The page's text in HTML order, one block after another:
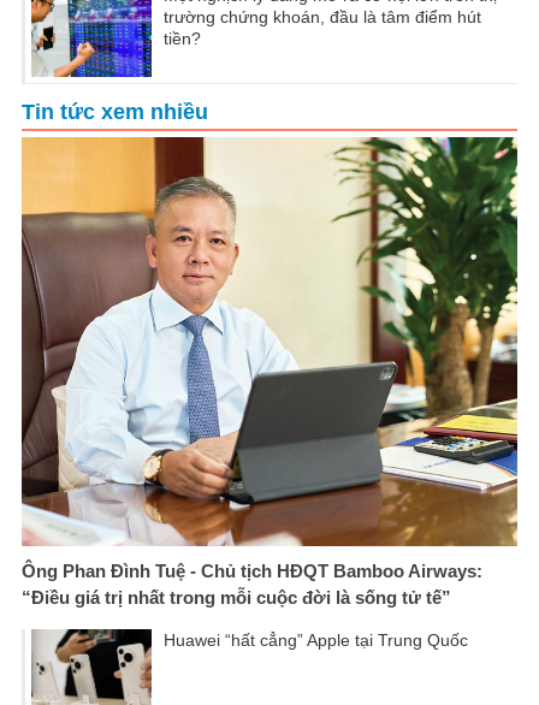
trường chứng khoán, đầu là tâm điểm hút
tiền?
Tin tức xem nhiều
Ông Phan Đình Tuệ - Chủ tịch HĐQT Bamboo Airways:
“Điều giá trị nhất trong mỗi cuộc đời là sống tử tế”
Huawei “hất cẳng” Apple tại Trung Quốc